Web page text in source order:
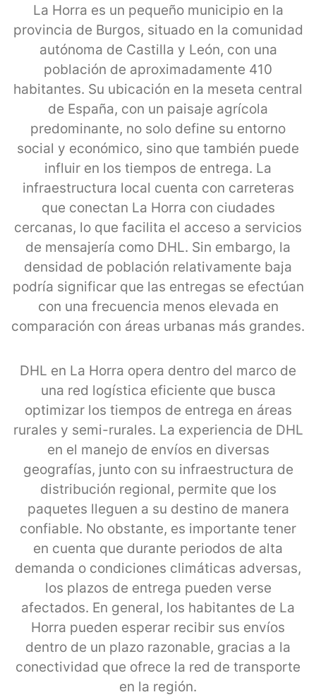
La Horra es un pequeño municipio en la
provincia de Burgos, situado en la comunidad
autónoma de Castilla y León, con una
población de aproximadamente 410
habitantes. Su ubicación en la meseta central
de España, con un paisaje agrícola
predominante, no solo define su entorno
social y económico, sino que también puede
influir en los tiempos de entrega. La
infraestructura local cuenta con carreteras
que conectan La Horra con ciudades
cercanas, lo que facilita el acceso a servicios
de mensajería como DHL. Sin embargo, la
densidad de población relativamente baja
podría significar que las entregas se efectúan
con una frecuencia menos elevada en
comparación con áreas urbanas más grandes.
DHL en La Horra opera dentro del marco de
una red logística eficiente que busca
optimizar los tiempos de entrega en áreas
rurales y semi-rurales. La experiencia de DHL
en el manejo de envíos en diversas
geografías, junto con su infraestructura de
distribución regional, permite que los
paquetes lleguen a su destino de manera
confiable. No obstante, es importante tener
en cuenta que durante periodos de alta
demanda o condiciones climáticas adversas,
los plazos de entrega pueden verse
afectados. En general, los habitantes de La
Horra pueden esperar recibir sus envíos
dentro de un plazo razonable, gracias a la
conectividad que ofrece la red de transporte
en la región.